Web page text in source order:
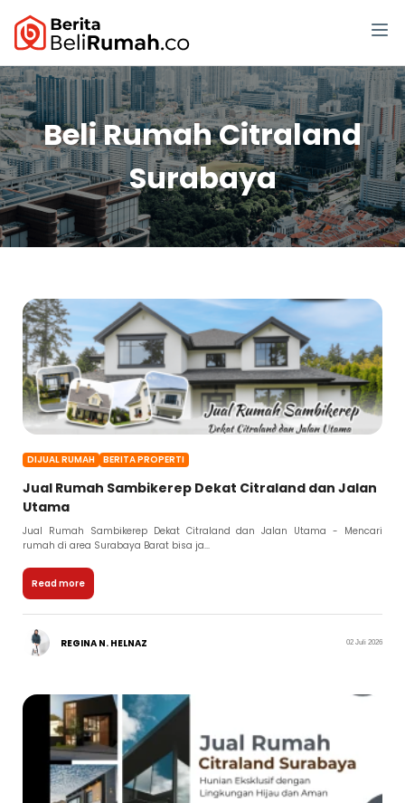
Beli Rumah Citraland
Surabaya
DIJUAL RUMAH BERITA PROPERTI
Jual Rumah Sambikerep Dekat Citraland dan Jalan
Utama
Jual Rumah Sambikerep Dekat Citraland dan Jalan Utama - Mencari
rumah di area Surabaya Barat bisa ja...
Read more
REGINA N. HELNAZ 02 Juli 2026